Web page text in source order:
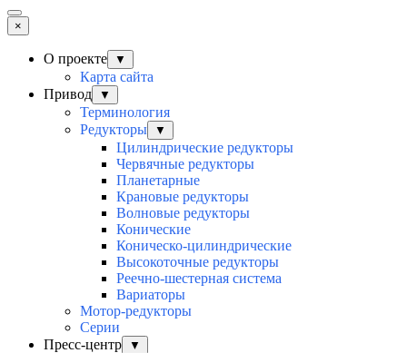
×
О проекте ▼
Карта сайта
Привод
▼
Терминология
Редукторы
▼
Цилиндрические редукторы
Червячные редукторы
Планетарные
Крановые редукторы
Волновые редукторы
Конические
Коническо-цилиндрические
Высокоточные редукторы
Реечно-шестерная система
Вариаторы
Мотор-редукторы
Серии
Пресс-центр
▼